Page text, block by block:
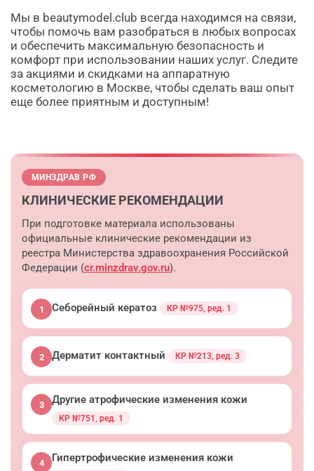
Мы в beautymodel.club всегда находимся на связи,
чтобы помочь вам разобраться в любых вопросах
и обеспечить максимальную безопасность и
комфорт при использовании наших услуг. Следите
за акциями и скидками на аппаратную
косметологию в Москве, чтобы сделать ваш опыт
еще более приятным и доступным!
МИНЗДРАВ РФ
КЛИНИЧЕСКИЕ РЕКОМЕНДАЦИИ
При подготовке материала использованы
официальные клинические рекомендации из
реестра Министерства здравоохранения Российской
Федерации (cr.minzdrav.gov.ru).
1 Себорейный кератоз КР №975, ред. 1
2 Дерматит контактный КР №213, ред. 3
3 Другие атрофические изменения кожи
КР №751, ред. 1
4 Гипертрофические изменения кожи